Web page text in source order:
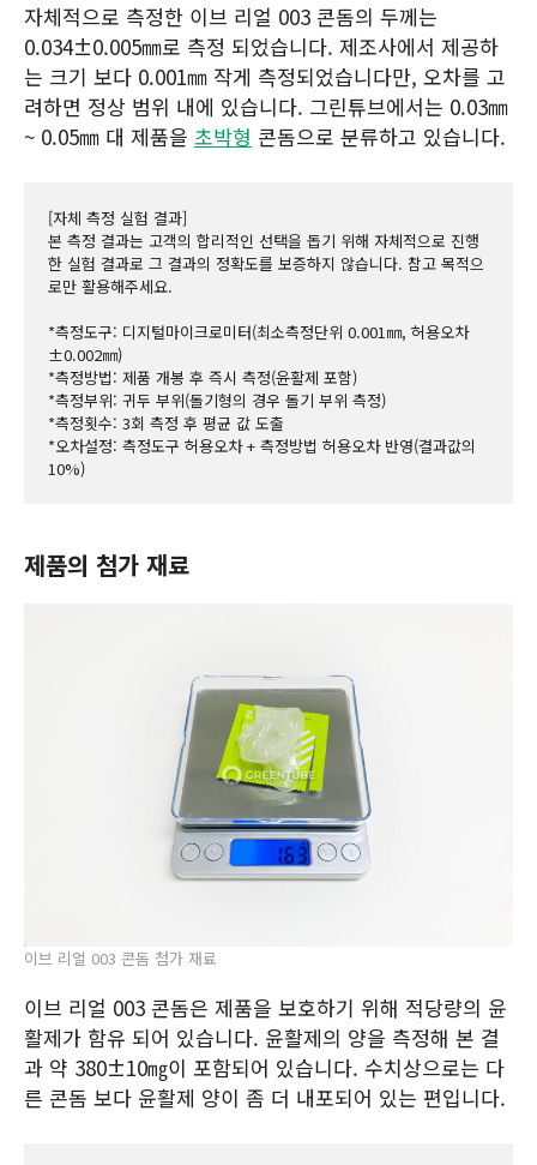
자체적으로 측정한 이브 리얼 003 콘돔의 두께는
0.034±0.005㎜로 측정 되었습니다. 제조사에서 제공하
는 크기 보다 0.001㎜ 작게 측정되었습니다만, 오차를 고
려하면 정상 범위 내에 있습니다. 그린튜브에서는 0.03㎜
~ 0.05㎜ 대 제품을 초박형 콘돔으로 분류하고 있습니다.
[자체 측정 실험 결과]
본 측정 결과는 고객의 합리적인 선택을 돕기 위해 자체적으로 진행
한 실험 결과로 그 결과의 정확도를 보증하지 않습니다. 참고 목적으
로만 활용해주세요.
*측정도구: 디지털마이크로미터(최소측정단위 0.001㎜, 허용오차
±0.002㎜)
*측정방법: 제품 개봉 후 즉시 측정(윤활제 포함)
*측정부위: 귀두 부위(돌기형의 경우 돌기 부위 측정)
*측정횟수: 3회 측정 후 평균 값 도출
*오차설정: 측정도구 허용오차 + 측정방법 허용오차 반영(결과값의
10%)
제품의 첨가 재료
이브 리얼 003 콘돔 첨가 재료
이브 리얼 003 콘돔은 제품을 보호하기 위해 적당량의 윤
활제가 함유 되어 있습니다. 윤활제의 양을 측정해 본 결
과 약 380±10㎎이 포함되어 있습니다. 수치상으로는 다
른 콘돔 보다 윤활제 양이 좀 더 내포되어 있는 편입니다.